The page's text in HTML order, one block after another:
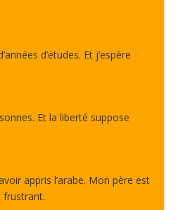
d’études. Et j’espère
Et la liberté suppose
appris l’arabe. Mon père est
frustrant.